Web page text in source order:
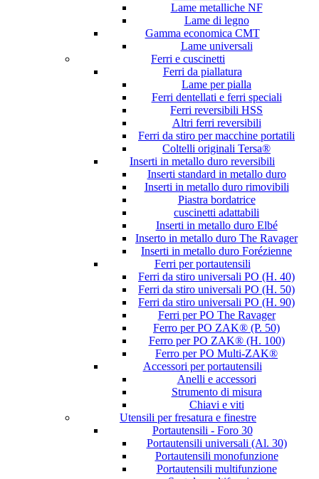
Lame metalliche NF
Lame di legno
Gamma economica CMT
Lame universali
Ferri e cuscinetti
Ferri da piallatura
Lame per pialla
Ferri dentellati e ferri speciali
Ferri reversibili HSS
Altri ferri reversibili
Ferri da stiro per macchine portatili
Coltelli originali Tersa®
Inserti in metallo duro reversibili
Inserti standard in metallo duro
Inserti in metallo duro rimovibili
Piastra bordatrice
cuscinetti adattabili
Inserti in metallo duro Elbé
Inserto in metallo duro The Ravager
Inserti in metallo duro Forézienne
Ferri per portautensili
Ferri da stiro universali PO (H. 40)
Ferri da stiro universali PO (H. 50)
Ferri da stiro universali PO (H. 90)
Ferri per PO The Ravager
Ferro per PO ZAK® (P. 50)
Ferro per PO ZAK® (H. 100)
Ferro per PO Multi-ZAK®
Accessori per portautensili
Anelli e accessori
Strumento di misura
Chiavi e viti
Utensili per fresatura e finestre
Portautensili - Foro 30
Portautensili universali (Al. 30)
Portautensili monofunzione
Portautensili multifunzione